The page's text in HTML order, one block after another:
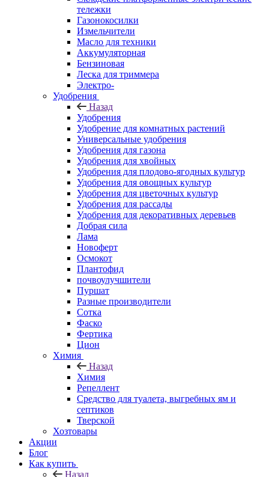
тележки
Газонокосилки
Измельчители
Масло для техники
Аккумуляторная
Бензиновая
Леска для триммера
Электро-
Удобрения
Назад
Удобрения
Удобрение для комнатных растений
Универсальные удобрения
Удобрения для газона
Удобрения для хвойных
Удобрения для плодово-ягодных культур
Удобрения для овощных культур
Удобрения для цветочных культур
Удобрения для рассады
Удобрения для декоративных деревьев
Добрая сила
Лама
Новоферт
Осмокот
Плантофид
почвоулучшители
Пуршат
Разные производители
Сотка
Фаско
Фертика
Цион
Химия
Назад
Химия
Репеллент
Средство для туалета, выгребных ям и
септиков
Тверской
Хозтовары
Акции
Блог
Как купить
Назад